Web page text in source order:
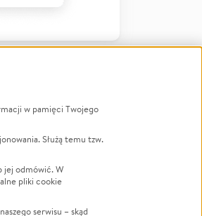
w pamięci Twojego
Służą temu tzw.
jej odmówić. W
pliki cookie
serwisu – skąd